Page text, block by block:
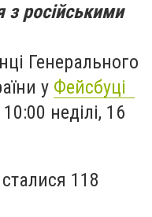
з російськими
Генерального
у Фейсбуці
неділі, 16
118